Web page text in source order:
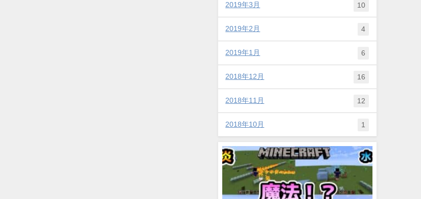
2019年3月 10
2019年2月 4
2019年1月 6
2018年12月 16
2018年11月 12
2018年10月 1